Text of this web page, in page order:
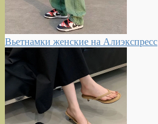
Вьетнамки женские на Алиэкспресс